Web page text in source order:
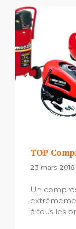
TOP
23 mars 2016
Un
à tous les